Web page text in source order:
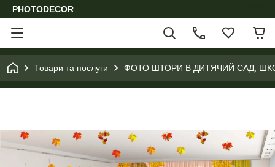
PHOTODECOR
Товари та послуги ФОТО ШТОРИ В ДИТЯЧИЙ САД,